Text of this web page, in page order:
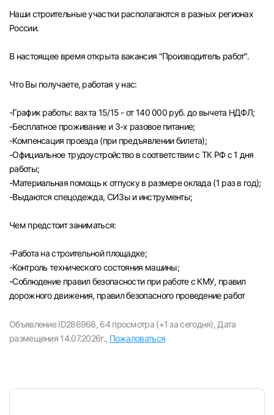
Оренбург
Волгоград
Ульяновск
Курган
Уфа
Наши строительные участки располагаются в разных регионах
России.
В настоящее время открыта вакансия "Производитель работ".
Что Вы получаете, работая у нас:
-График работы: вахта 15/15 - от 140 000 руб. до вычета НДФЛ;
-Бесплатное проживание и 3-х разовое питание;
-Компенсация проезда (при предъявлении билета);
-Официальное трудоустройство в соответствии с ТК РФ с 1 дня
работы;
-Материальная помощь к отпуску в размере оклада (1 раз в год);
-Выдаются спецодежда, СИЗы и инструменты;
Чем предстоит заниматься:
-Paбота на строительной площадке;
-Контроль технического состояния машины;
-Соблюдение правил безопасности при работе с КМУ, правил
дорожного движения, правил безопасного проведение работ
Объявление ID286966, 64 просмотра (+1 за сегодня), Дата
размещения 14.07.2026г., Пожаловаться